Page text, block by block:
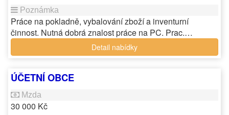
Práce na pokladně, vybalování zboží a inventurní
činnost. Nutná dobrá znalost práce na PC. Prac.…
Detail nabídky
ÚČETNÍ OBCE
30 000 Kč